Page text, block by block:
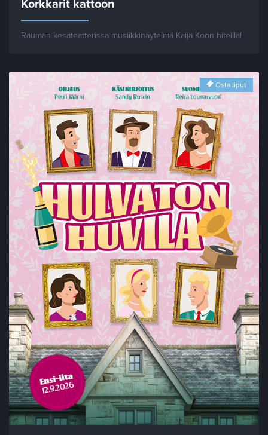
Korkkarit kattoon
Rauman kesäteatterissa musiikkinäytelmä Kaija Koon hiteillä!
Osta liput